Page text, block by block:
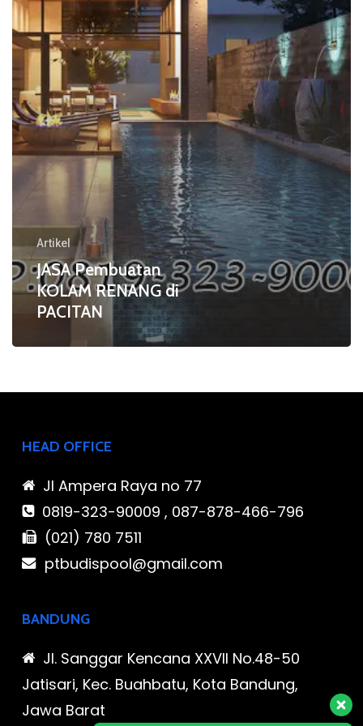
di
PACITAN
Artikel
JASA Pembuatan
KOLAM RENANG di
PACITAN
HEAD OFFICE
Jl Ampera Raya no 77
0819-323-90009 , 087-878-466-796
(021) 780 7511
ptbudispool@gmail.com
BANDUNG
Jl. Sanggar Kencana XXVII No.48-50
Jatisari, Kec. Buahbatu, Kota Bandung,
Jawa Barat